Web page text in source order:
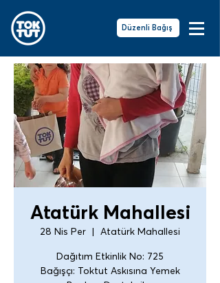
Düzenli Bağış
Atatürk Mahallesi
28 Nis Per Atatürk Mahallesi
Dağıtım Etkinlik No: 725
Bağışçı: Toktut Askısına Yemek